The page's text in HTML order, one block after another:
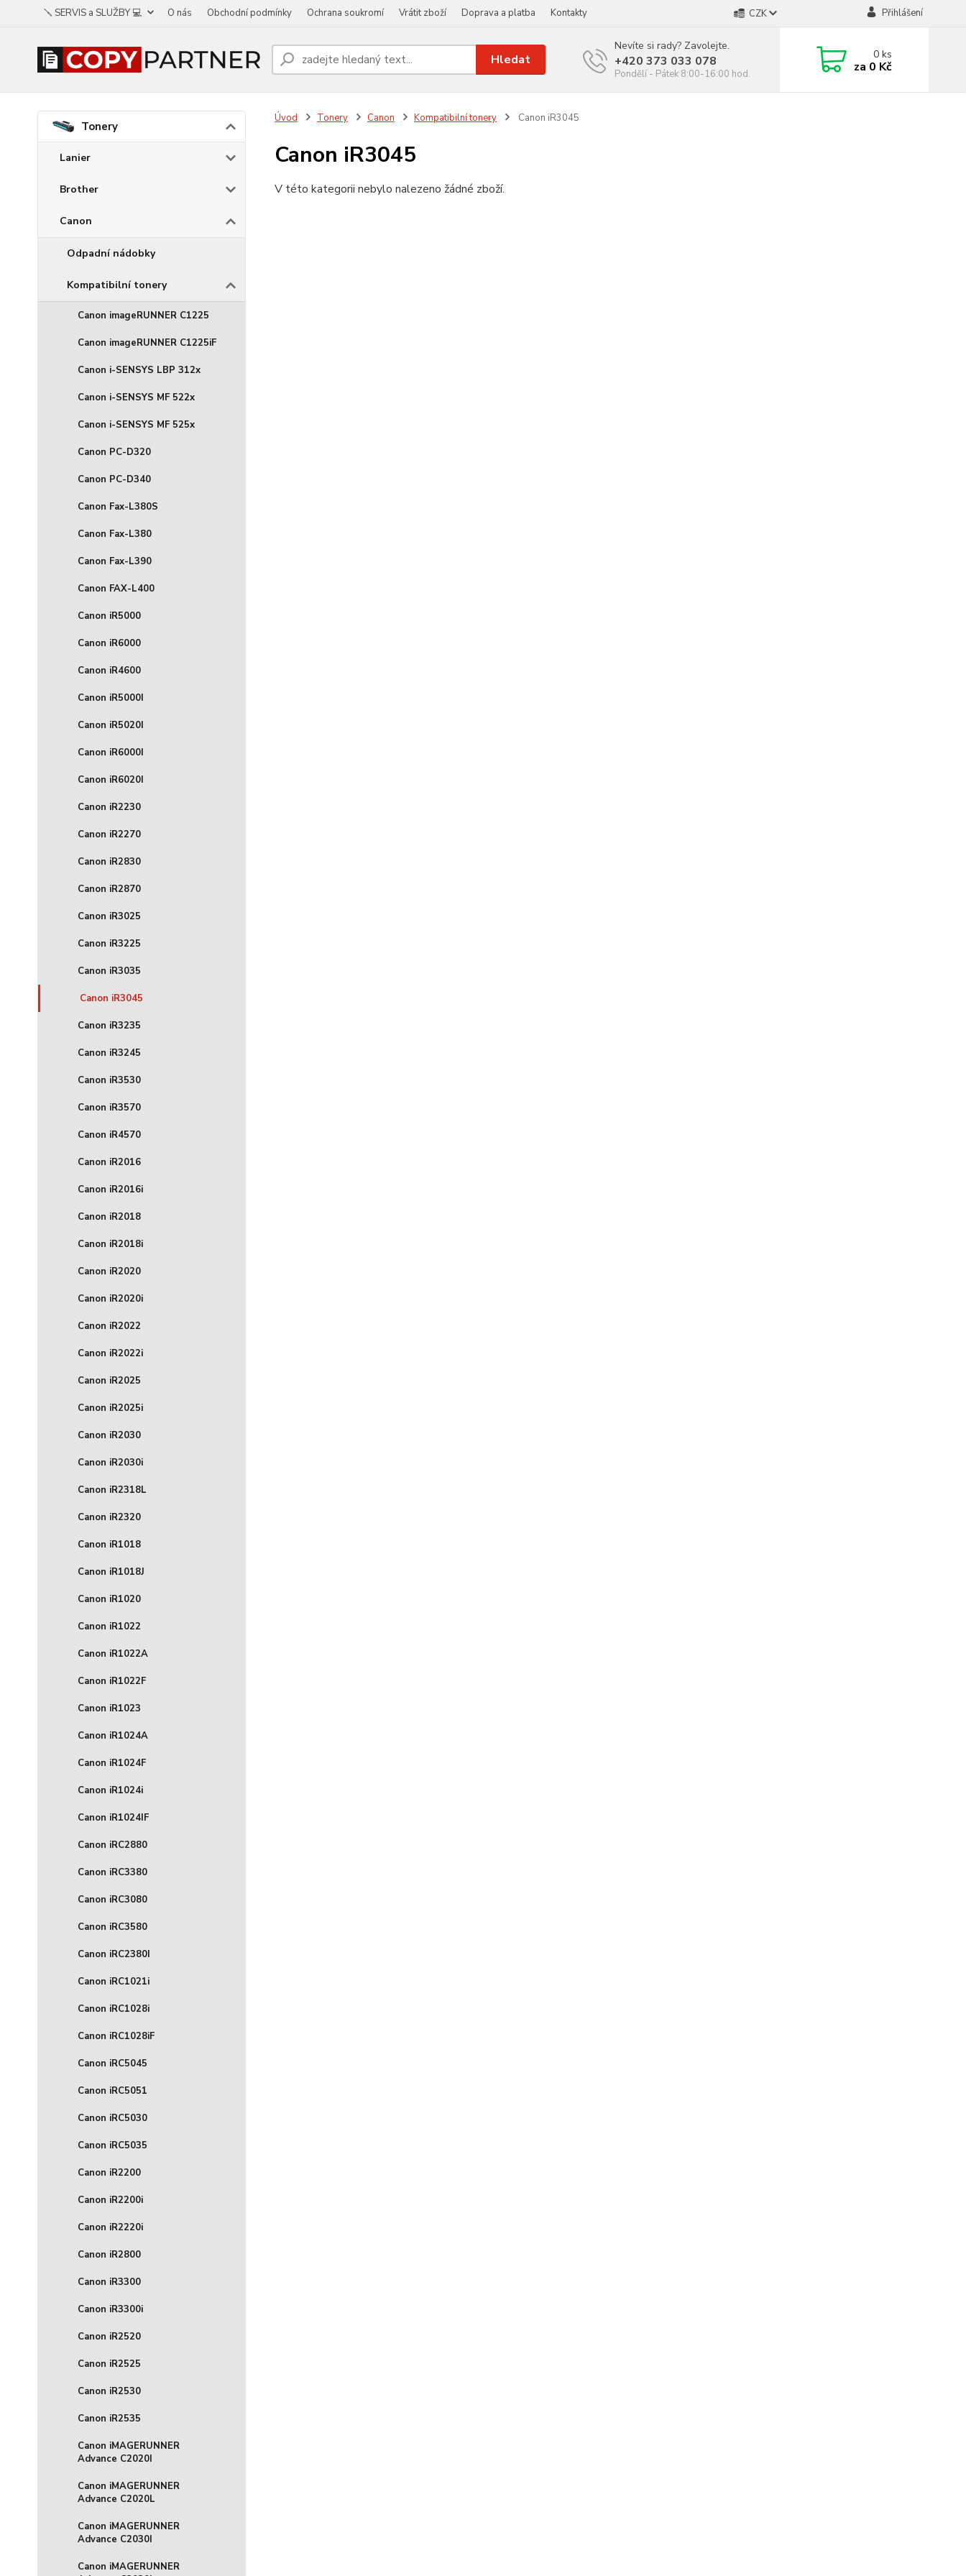
🪛 SERVIS a SLUŽBY 💻 O nás Obchodní podmínky Ochrana soukromí Vrátit zboží Doprava a platba Kontakty CZK Přihlášení
Hledat
Nevíte si rady? Zavolejte.
+420 373 033 078
Pondělí - Pátek 8:00-16:00 hod.
0ks
za 0 Kč
Tonery
Lanier
Brother
Canon
Odpadní nádobky
Kompatibilní tonery
Canon imageRUNNER C1225
Canon imageRUNNER C1225iF
Canon i-SENSYS LBP 312x
Canon i-SENSYS MF 522x
Canon i-SENSYS MF 525x
Canon PC-D320
Canon PC-D340
Canon Fax-L380S
Canon Fax-L380
Canon Fax-L390
Canon FAX-L400
Canon iR5000
Canon iR6000
Canon iR4600
Canon iR5000I
Canon iR5020I
Canon iR6000I
Canon iR6020I
Canon iR2230
Canon iR2270
Canon iR2830
Canon iR2870
Canon iR3025
Canon iR3225
Canon iR3035
Canon iR3045
Canon iR3235
Canon iR3245
Canon iR3530
Canon iR3570
Canon iR4570
Canon iR2016
Canon iR2016i
Canon iR2018
Canon iR2018i
Canon iR2020
Canon iR2020i
Canon iR2022
Canon iR2022i
Canon iR2025
Canon iR2025i
Canon iR2030
Canon iR2030i
Canon iR2318L
Canon iR2320
Canon iR1018
Canon iR1018J
Canon iR1020
Canon iR1022
Canon iR1022A
Canon iR1022F
Canon iR1023
Canon iR1024A
Canon iR1024F
Canon iR1024i
Canon iR1024IF
Canon iRC2880
Canon iRC3380
Canon iRC3080
Canon iRC3580
Canon iRC2380I
Canon iRC1021i
Canon iRC1028i
Canon iRC1028iF
Canon iRC5045
Canon iRC5051
Canon iRC5030
Canon iRC5035
Canon iR2200
Canon iR2200i
Canon iR2220i
Canon iR2800
Canon iR3300
Canon iR3300i
Canon iR2520
Canon iR2525
Canon iR2530
Canon iR2535
Canon iMAGERUNNER
Advance C2020I
Canon iMAGERUNNER
Advance C2020L
Canon iMAGERUNNER
Advance C2030I
Canon iMAGERUNNER
Úvod Tonery Canon Kompatibilní tonery Canon iR3045
Canon iR3045
V této kategorii nebylo nalezeno žádné zboží.